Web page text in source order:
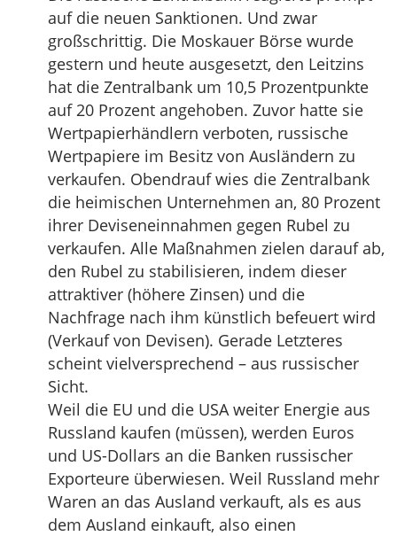
auf die neuen Sanktionen. Und zwar
großschrittig. Die Moskauer Börse wurde
gestern und heute ausgesetzt, den Leitzins
hat die Zentralbank um 10,5 Prozentpunkte
auf 20 Prozent angehoben. Zuvor hatte sie
Wertpapierhändlern verboten, russische
Wertpapiere im Besitz von Ausländern zu
verkaufen. Obendrauf wies die Zentralbank
die heimischen Unternehmen an, 80 Prozent
ihrer Deviseneinnahmen gegen Rubel zu
verkaufen. Alle Maßnahmen zielen darauf ab,
den Rubel zu stabilisieren, indem dieser
attraktiver (höhere Zinsen) und die
Nachfrage nach ihm künstlich befeuert wird
(Verkauf von Devisen). Gerade Letzteres
scheint vielversprechend – aus russischer
Sicht.
Weil die EU und die USA weiter Energie aus
Russland kaufen (müssen), werden Euros
und US-Dollars an die Banken russischer
Exporteure überwiesen. Weil Russland mehr
Waren an das Ausland verkauft, als es aus
dem Ausland einkauft, also einen